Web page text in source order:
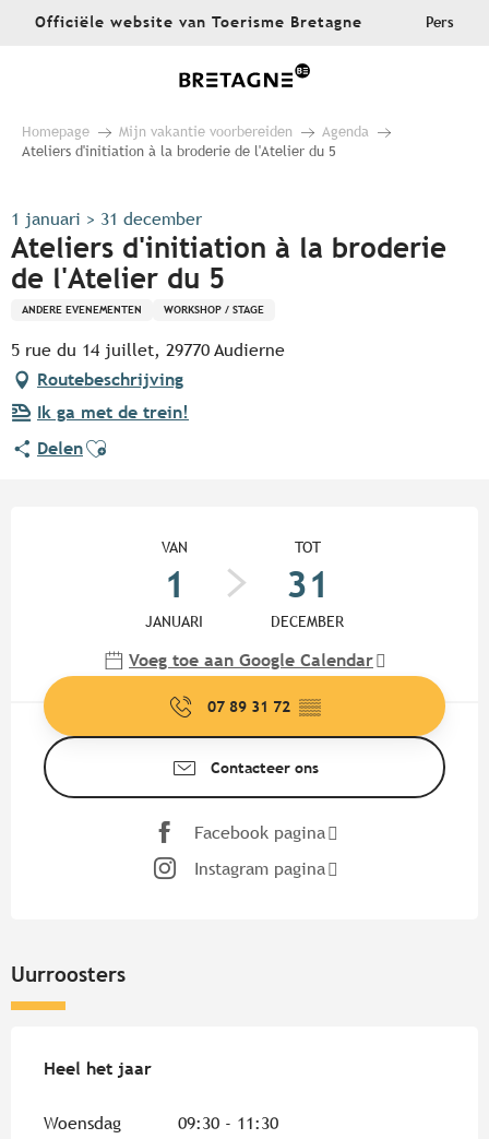
AllerOfficiële website van Toerisme Bretagne Pers
Homepage Mijn vakantie voorbereiden
Agenda
Ateliers d'initiation à la broderie de l'Atelier du 5
1 januari > 31 december
Ateliers d'initiation à la broderie
de l'Atelier du 5
ANDERE EVENEMENTEN WORKSHOP / STAGE
5 rue du 14 juillet, 29770 Audierne
Routebeschrijving
Ik ga met de trein!
DelenAjouter aux favoris
VAN
1
JANUARI
TOT
31
DECEMBER
Voeg toe aan Google Calendar
07 89 31 72 ▒▒
Contacteer ons
Facebook pagina
Instagram pagina
Uurroosters
Heel het jaar
Heel het jaar
Woensdag 09:30 - 11:30